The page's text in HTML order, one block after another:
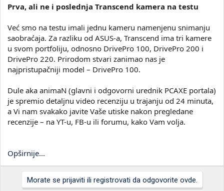
Prva, ali ne i poslednja Transcend kamera na testu
Već smo na testu imali jednu kameru namenjenu snimanju
saobraćaja. Za razliku od ASUS-a, Transcend ima tri kamere
u svom portfoliju, odnosno DrivePro 100, DrivePro 200 i
DrivePro 220. Prirodom stvari zanimao nas je
najpristupačniji model – DrivePro 100.
Dule aka animaN (glavni i odgovorni urednik PCAXE portala)
je spremio detaljnu video recenziju u trajanju od 24 minuta,
a Vi nam svakako javite Vaše utiske nakon pregledane
recenzije – na YT-u, FB-u ili forumu, kako Vam volja.
Opširnije...
Morate se prijaviti ili registrovati da odgovorite ovde.